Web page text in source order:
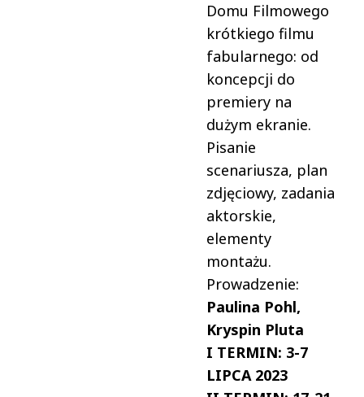
Domu Filmowego
krótkiego filmu
fabularnego: od
koncepcji do
premiery na
dużym ekranie.
Pisanie
scenariusza, plan
zdjęciowy, zadania
aktorskie,
elementy
montażu.
Prowadzenie:
Paulina Pohl,
Kryspin Pluta
I TERMIN: 3-7
LIPCA 2023